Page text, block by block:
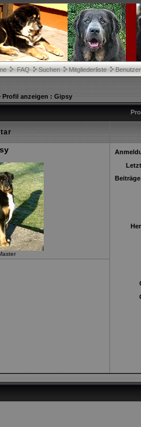
FAQ Suchen Mitgliederliste
Profil anzeigen : Gipsy